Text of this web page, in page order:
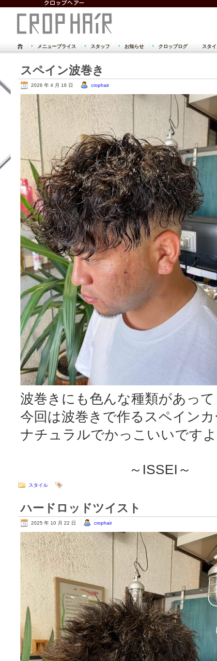
倉敷市 児島 美容室 美容院 クロ
Just another WordPress site
メニュープライス スタッフ お知らせ クロップログ スタ
スペイン波巻き
2026 年 4 月 16 日 crophair
波巻きにも色んな種類があって
今回は波巻きで作るスペイン
ナチュラルでかっこいいですよ
～ISSEI～
スタイル
ハードロッドツイスト
2025 年 10 月 22 日 crophair